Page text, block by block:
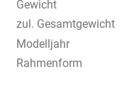
Gewicht
zul. Gesamtgewicht
Modelljahr
Rahmenform